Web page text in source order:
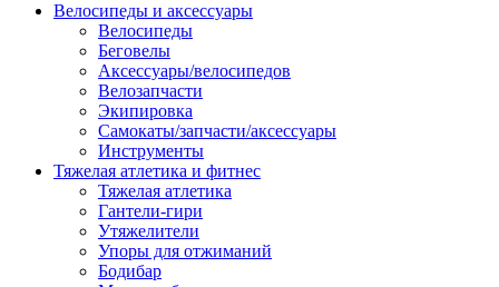
Велосипеды и аксессуары
Велосипеды
Беговелы
Аксессуары/велосипедов
Велозапчасти
Экипировка
Самокаты/запчасти/аксессуары
Инструменты
Тяжелая атлетика и фитнес
Тяжелая атлетика
Гантели-гири
Утяжелители
Упоры для отжиманий
Бодибар